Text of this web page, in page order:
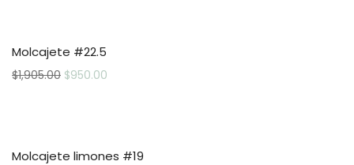
Molcajete #22.5
$1,905.00 $950.00
Molcajete limones #19